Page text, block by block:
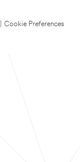
Cookie Preferences